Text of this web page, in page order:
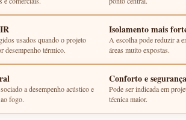
usados quando o projeto
desempenho térmico.
Isolamento mais
A escolha pode reduzir a
áreas muito expostas.
a desempenho acústico e
fogo.
Conforto e segurança
Pode ser indicada em
técnica maior.